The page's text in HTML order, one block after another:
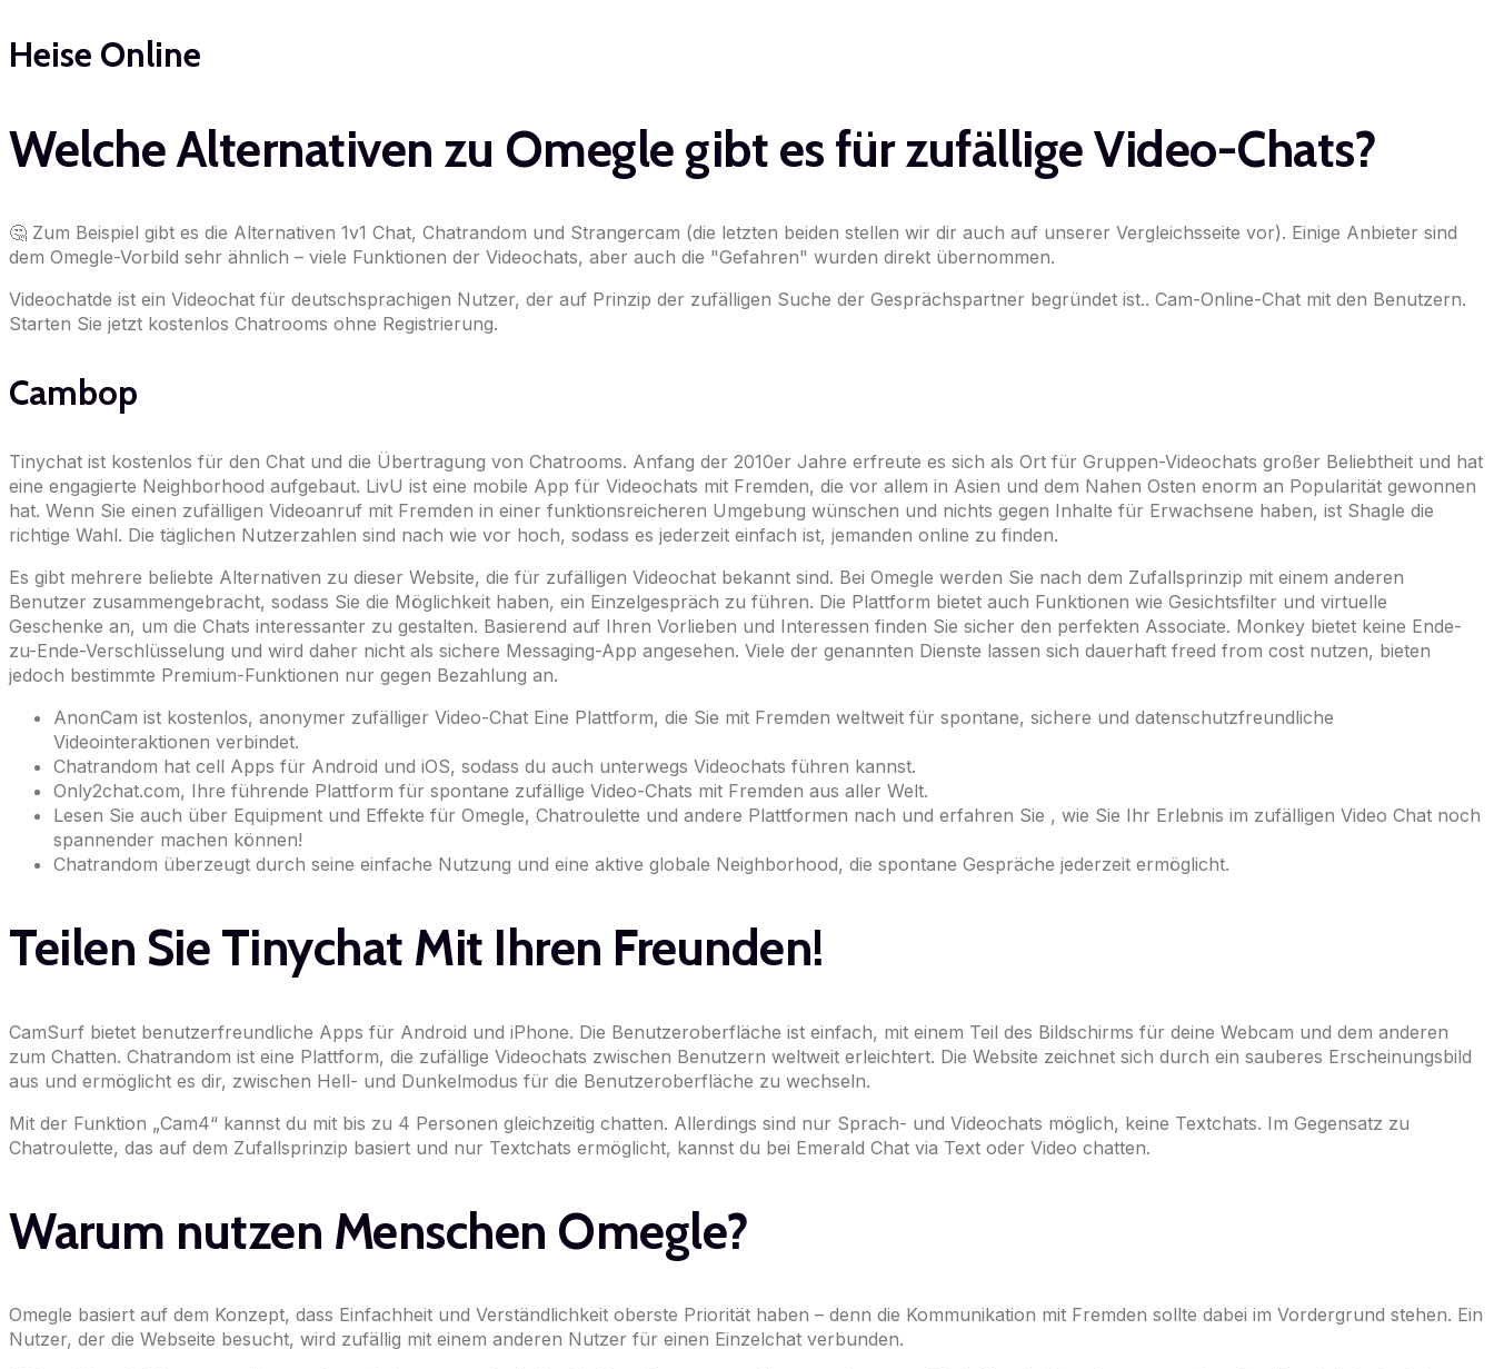
Heise Online
Welche Alternativen zu Omegle gibt es für zufällige Video-Chats?
🤔 Zum Beispiel gibt es die Alternativen 1v1 Chat, Chatrandom und Strangercam (die letzten beiden stellen wir dir auch auf unserer Vergleichsseite vor). Einige Anbieter sind
dem Omegle-Vorbild sehr ähnlich – viele Funktionen der Videochats, aber auch die "Gefahren" wurden direkt übernommen.
Videochatde ist ein Videochat für deutschsprachigen Nutzer, der auf Prinzip der zufälligen Suche der Gesprächspartner begründet ist.. Cam-Online-Chat mit den Benutzern.
Starten Sie jetzt kostenlos Chatrooms ohne Registrierung.
Cambop
Tinychat ist kostenlos für den Chat und die Übertragung von Chatrooms. Anfang der 2010er Jahre erfreute es sich als Ort für Gruppen-Videochats großer Beliebtheit und hat
eine engagierte Neighborhood aufgebaut. LivU ist eine mobile App für Videochats mit Fremden, die vor allem in Asien und dem Nahen Osten enorm an Popularität gewonnen
hat. Wenn Sie einen zufälligen Videoanruf mit Fremden in einer funktionsreicheren Umgebung wünschen und nichts gegen Inhalte für Erwachsene haben, ist Shagle die
richtige Wahl. Die täglichen Nutzerzahlen sind nach wie vor hoch, sodass es jederzeit einfach ist, jemanden online zu finden.
Es gibt mehrere beliebte Alternativen zu dieser Website, die für zufälligen Videochat bekannt sind. Bei Omegle werden Sie nach dem Zufallsprinzip mit einem anderen
Benutzer zusammengebracht, sodass Sie die Möglichkeit haben, ein Einzelgespräch zu führen. Die Plattform bietet auch Funktionen wie Gesichtsfilter und virtuelle
Geschenke an, um die Chats interessanter zu gestalten. Basierend auf Ihren Vorlieben und Interessen finden Sie sicher den perfekten Associate. Monkey bietet keine Ende-
zu-Ende-Verschlüsselung und wird daher nicht als sichere Messaging-App angesehen. Viele der genannten Dienste lassen sich dauerhaft freed from cost nutzen, bieten
jedoch bestimmte Premium-Funktionen nur gegen Bezahlung an.
AnonCam ist kostenlos, anonymer zufälliger Video-Chat Eine Plattform, die Sie mit Fremden weltweit für spontane, sichere und datenschutzfreundliche
Videointeraktionen verbindet.
Chatrandom hat cell Apps für Android und iOS, sodass du auch unterwegs Videochats führen kannst.
Only2chat.com, Ihre führende Plattform für spontane zufällige Video-Chats mit Fremden aus aller Welt.
Lesen Sie auch über Equipment und Effekte für Omegle, Chatroulette und andere Plattformen nach und erfahren Sie , wie Sie Ihr Erlebnis im zufälligen Video Chat noch
spannender machen können!
Chatrandom überzeugt durch seine einfache Nutzung und eine aktive globale Neighborhood, die spontane Gespräche jederzeit ermöglicht.
Teilen Sie Tinychat Mit Ihren Freunden!
CamSurf bietet benutzerfreundliche Apps für Android und iPhone. Die Benutzeroberfläche ist einfach, mit einem Teil des Bildschirms für deine Webcam und dem anderen
zum Chatten. Chatrandom ist eine Plattform, die zufällige Videochats zwischen Benutzern weltweit erleichtert. Die Website zeichnet sich durch ein sauberes Erscheinungsbild
aus und ermöglicht es dir, zwischen Hell- und Dunkelmodus für die Benutzeroberfläche zu wechseln.
Mit der Funktion „Cam4“ kannst du mit bis zu 4 Personen gleichzeitig chatten. Allerdings sind nur Sprach- und Videochats möglich, keine Textchats. Im Gegensatz zu
Chatroulette, das auf dem Zufallsprinzip basiert und nur Textchats ermöglicht, kannst du bei Emerald Chat via Text oder Video chatten.
Warum nutzen Menschen Omegle?
Omegle basiert auf dem Konzept, dass Einfachheit und Verständlichkeit oberste Priorität haben – denn die Kommunikation mit Fremden sollte dabei im Vordergrund stehen. Ein
Nutzer, der die Webseite besucht, wird zufällig mit einem anderen Nutzer für einen Einzelchat verbunden.